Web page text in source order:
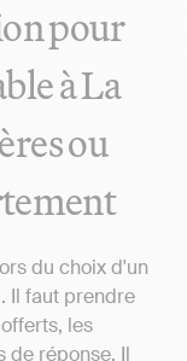
pour
à La
ou
du choix d'un
Il faut prendre
les
de réponse. Il